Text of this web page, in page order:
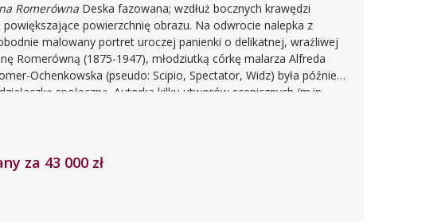
Romerówna Deska fazowana; wzdłuż bocznych krawędzi
powierzchnię obrazu. Na odwrocie nalepka z
Romerówną (1875-1947), młodziutką córkę malarza Alfreda
Ochenkowska (pseudo: Scipio, Spectator, Widz) była później
społeczną. Autorka kilku utworów scenicznych (m.in.
1904), powieści Majaki (1911) oraz zbiorów nowel (Swoi ludzie
za 43 000 zł